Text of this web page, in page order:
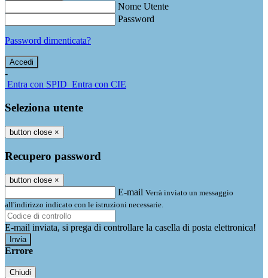
Nome Utente
Password
Password dimenticata?
-
Entra con SPID Entra con CIE
Seleziona utente
button close ×
Recupero password
button close ×
E-mail Verrà inviato un messaggio
all'indirizzo indicato con le istruzioni necessarie.
E-mail inviata, si prega di controllare la casella di posta elettronica!
Errore
Chiudi